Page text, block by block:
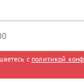
с политикой